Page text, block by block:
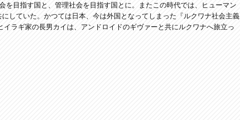
を目指す国と、管理社会を目指す国とに。またこの時代では、ヒューマン
していた。かつては日本、今は外国となってしまった『ルクワナ社会主義
ラギ家の長男カイは、アンドロイドのギヴァーと共にルクワナへ旅立っ